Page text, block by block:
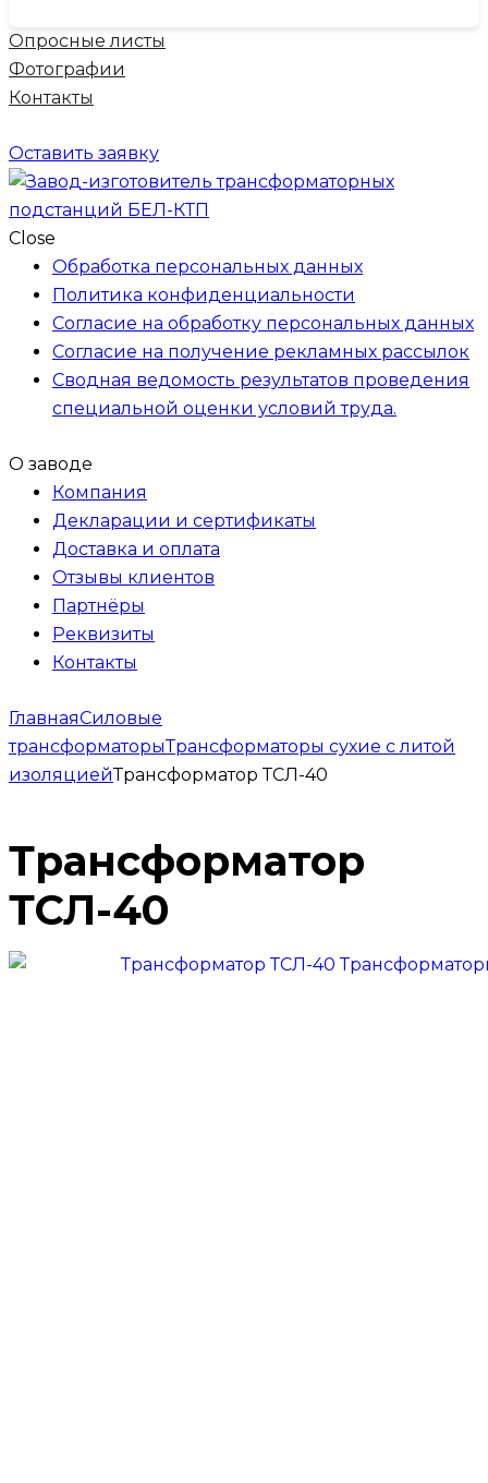
Опросные листы
Фотографии
Контакты
Оставить заявку
Close
Обработка персональных данных
Политика конфиденциальности
Согласие на обработку персональных данных
Согласие на получение рекламных рассылок
Сводная ведомость результатов проведения
специальной оценки условий труда.
О заводе
Компания
Декларации и сертификаты
Доставка и оплата
Отзывы клиентов
Партнёры
Реквизиты
Контакты
ГлавнаяСиловые
трансформаторыТрансформаторы сухие с литой
изоляциейТрансформатор ТСЛ-40
Трансформатор
ТСЛ-40